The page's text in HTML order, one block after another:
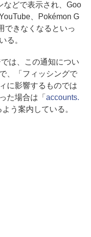
などで表示され、Goo
、Pokémon G
できなくなるといっ
る。
は、この通知につい
、「フィッシングで
に影響するものでは
た場合は「 accounts.
う案内している。